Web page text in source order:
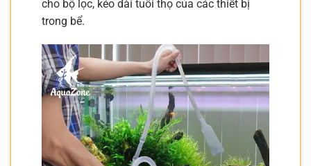
cho bộ lọc, kéo dài tuổi thọ của các thiết bị
trong bể.